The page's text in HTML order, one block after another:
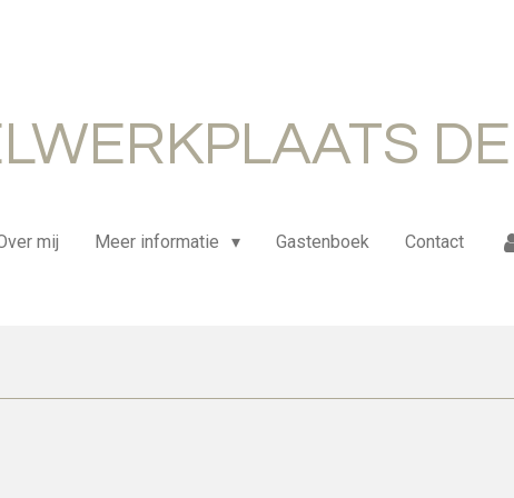
mij Meer informatie Gastenboek Contact